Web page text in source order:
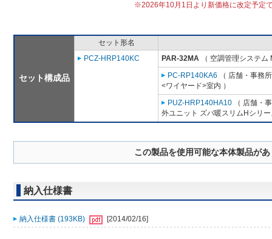
※2026年10月1日より新価格に改定予定
セット構成品
セット形名
PCZ-HRP140KC
PAR-32MA （ 空調管理システム
PC-RP140KA6 （ 店舗・事務
<ワイヤード>室内 ）
PUZ-HRP140HA10 （ 店舗・
外ユニット ズバ暖スリムHシリ
この製品を使用可能な本体製品が
納入仕様書
納入仕様書 (193KB) [2014/02/16]